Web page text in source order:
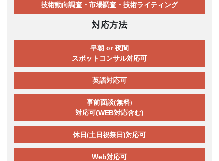
技術動向調査・市場調査・技術ライティング
対応方法
早朝 or 夜間
スポットコンサル対応可
英語対応可
事前面談(無料)
対応可(WEB対応含む)
休日(土日祝祭日)対応可
Web対応可